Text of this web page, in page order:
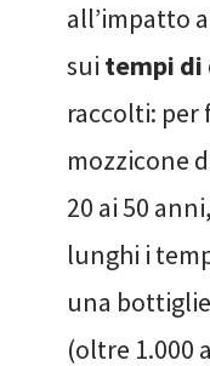
all’impatto
sui tempi di
raccolti: per
mozzicone
20 ai 50
lunghi i
una
(oltre 1.000